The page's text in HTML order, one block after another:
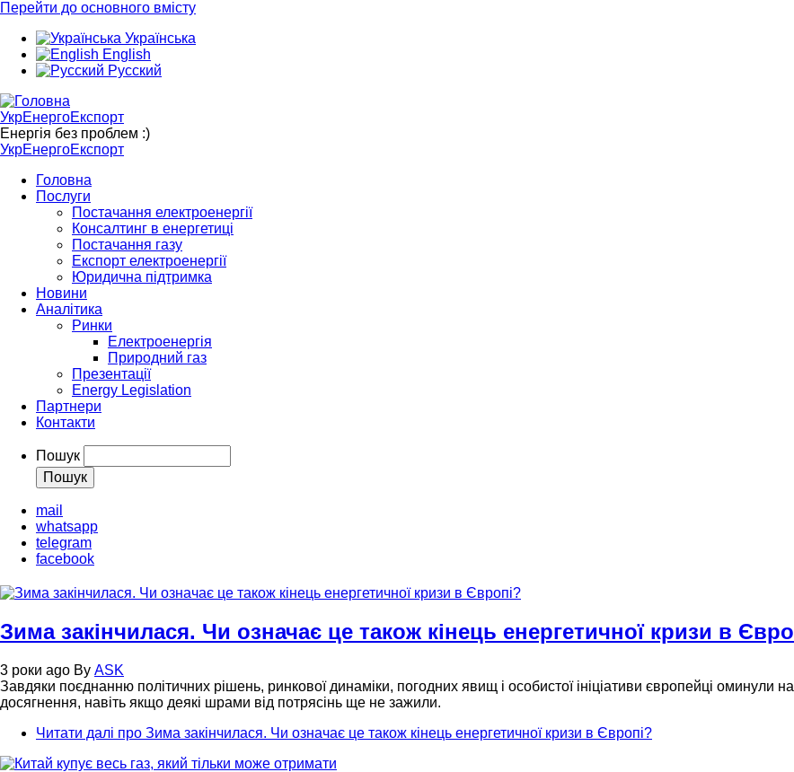
Перейти до основного вмісту
Українська
English
Русский
УкрЕнергоЕкспорт
Енергія без проблем :)
УкрЕнергоЕкспорт
Головна
Послуги
Постачання електроенергії
Консалтинг в енергетиці
Постачання газу
Експорт електроенергії
Юридична підтримка
Новини
Аналітика
Ринки
Електроенергія
Природний газ
Презентації
Energy Legislation
Партнери
Контакти
Пошук
mail
whatsapp
telegram
facebook
Зима закінчилася. Чи означає це також кінець енергетичної кризи в
3 роки ago By ASK
Завдяки поєднанню політичних рішень, ринкової динаміки, погодних явищ і особистої ініціативи європейці оминули
досягнення, навіть якщо деякі шрами від потрясінь ще не зажили.
Читати далі про Зима закінчилася. Чи означає це також кінець енергетичної кризи в Європі?